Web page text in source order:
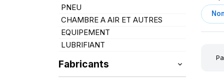
PNEU
CHAMBRE A AIR ET AUTRES
EQUIPEMENT
LUBRIFIANT
Fabricants